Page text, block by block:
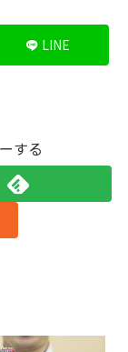
LINE
する